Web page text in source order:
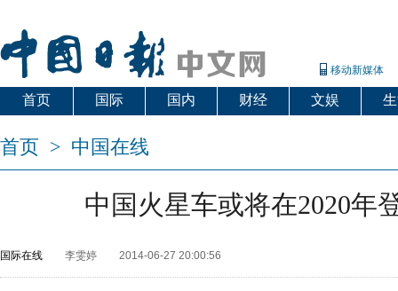
移动新媒体
首页 国际 国内 财经 文娱
首页 > 中国在线
中国火星车或将在2020年
国际在线 李雯婷 2014-06-27 20:00:56